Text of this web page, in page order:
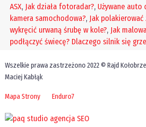
ASX, Jak działa fotoradar?, Używane auto
kamera samochodowa?, Jak polakierować
wykręcić urwaną śrubę w kole?, Jak
podłączyć świecę? Dlaczego silnik się
Wszelkie prawa zastrzeżono 2022 © Rajd
Maciej Kabłąk
Mapa Strony Enduro7